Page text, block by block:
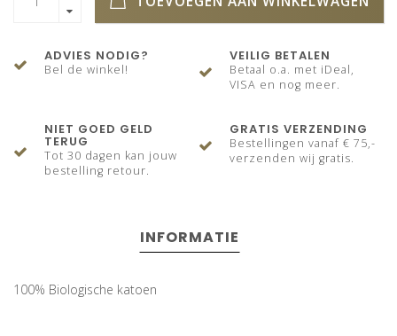
ADVIES NODIG?
Bel de winkel!
VEILIG BETALEN
Betaal o.a. met iDeal,
VISA en nog meer.
NIET GOED GELD
TERUG
Tot 30 dagen kan jouw
bestelling retour.
GRATIS VERZENDING
Bestellingen vanaf € 75,-
verzenden wij gratis.
INFORMATIE
100% Biologische katoen